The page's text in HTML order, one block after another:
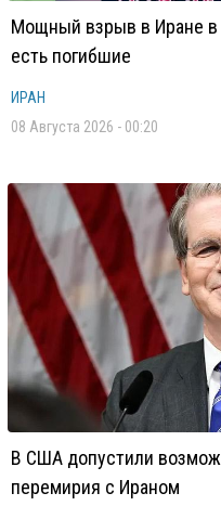
Мощный взрыв в Иране в
есть погибшие
ИРАН
08 Августа 2026 - 00:20
В США допустили
перемирия с Ираном